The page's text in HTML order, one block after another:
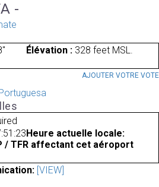
-
Élévation : 328 feet MSL.
AJOUTER VOTRE VOTE
Heure actuelle locale:
/ TFR affectant cet aéroport
[VIEW]